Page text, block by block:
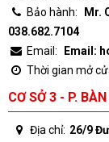
Bảo hành:
Mr.
038.682.7104
Email:
Email:
Thời gian mở
CƠ SỞ 3 - P.
Địa chỉ: 26/9